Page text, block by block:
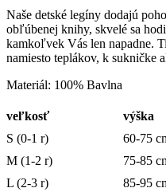
Naše detské legíny dodajú
obľúbenej knihy, skvelé sa
kamkoľvek Vás len napadne.
namiesto teplákov, k sukničke
Materiál: 100% Bavlna
veľkosť
výška
S (0-1 r)
60-75
M (1-2 r)
75-85
L (2-3 r)
85-95